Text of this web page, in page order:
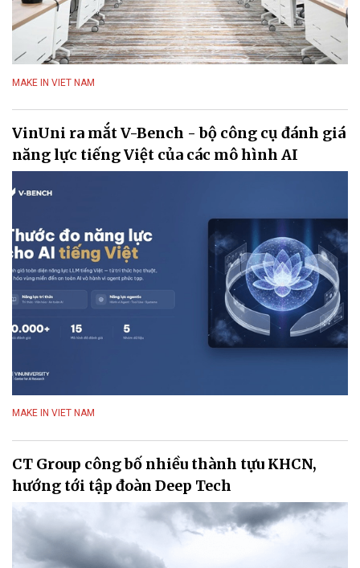
MAKE IN VIET NAM
VinUni ra mắt V-Bench - bộ công cụ đánh giá
năng lực tiếng Việt của các mô hình AI
MAKE IN VIET NAM
CT Group công bố nhiều thành tựu KHCN,
hướng tới tập đoàn Deep Tech